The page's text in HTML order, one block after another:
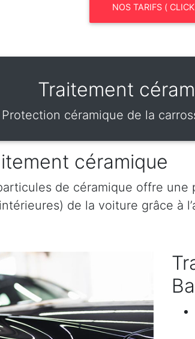
NOS TARIFS (
Traitement
Protection céramique de la
céramique
de céramique offre
de la voiture grâce à